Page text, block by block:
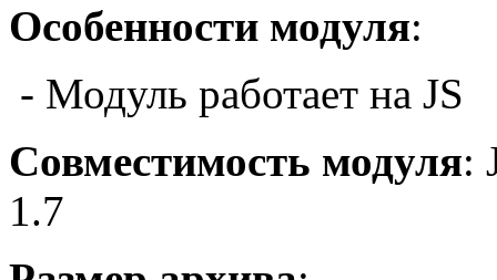
Особенности модуля:
- Модуль работает на JS
Совместимость модуля:
1.7